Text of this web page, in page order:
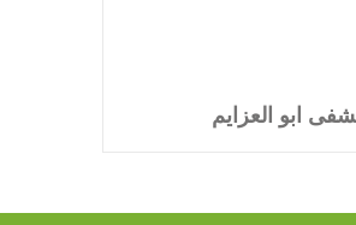
ابو العزايم